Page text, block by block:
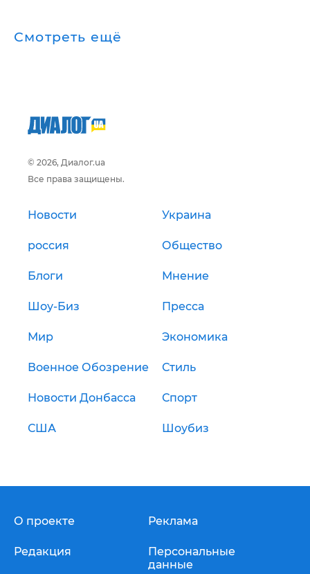
Смотреть ещё
© 2026, Диалог.ua
Все права защищены.
Новости Украина
россия Общество
Блоги Мнение
Шоу-Биз Пресса
Мир Экономика
Военное Обозрение Стиль
Новости Донбасса Спорт
США Шоубиз
О проекте
Редакция
Реклама
Персональные
данные